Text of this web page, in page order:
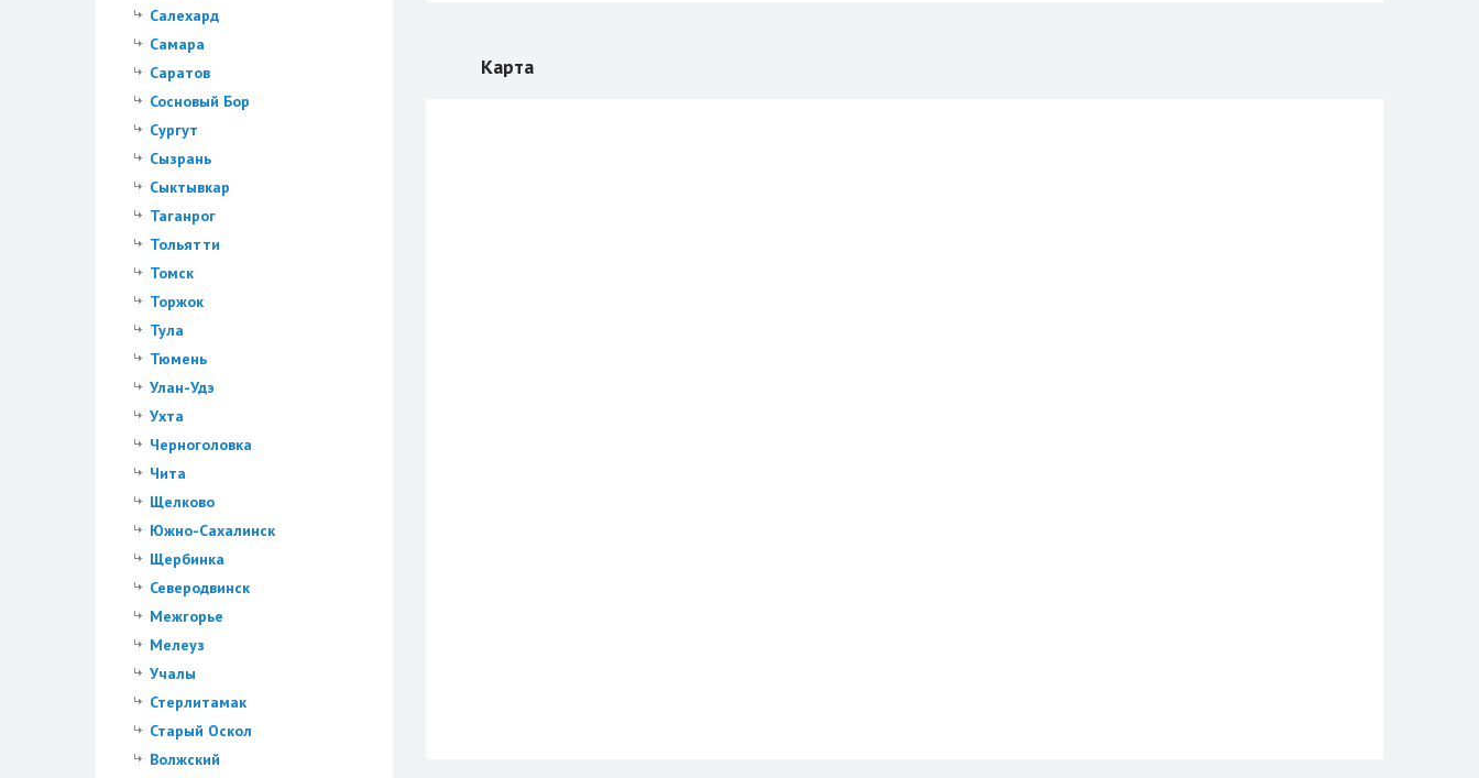
Салехард
Самара
Саратов
Сосновый Бор
Сургут
Сызрань
Сыктывкар
Таганрог
Тольятти
Томск
Торжок
Тула
Тюмень
Улан-Удэ
Ухта
Черноголовка
Чита
Щелково
Южно-Сахалинск
Щербинка
Северодвинск
Межгорье
Мелеуз
Учалы
Стерлитамак
Старый Оскол
Волжский
Карта